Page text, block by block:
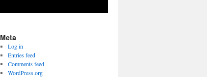
Meta
Log in
Entries feed
Comments feed
WordPress.org